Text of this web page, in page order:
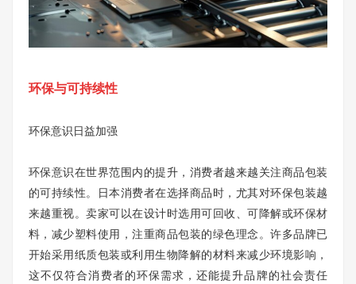
环保与可持续性
环保意识日益加强
环保意识在世界范围内的提升，消费者越来越关注商品包装
的可持续性。日本消费者在选择商品时，尤其对环保包装越
来越重视。卖家可以在设计时选用可回收、可降解或环保材
料，减少塑料使用，注重商品包装的绿色理念。许多品牌已
开始采用纸质包装或利用生物降解的材料来减少环境影响，
这不仅符合消费者的环保需求，还能提升品牌的社会责任